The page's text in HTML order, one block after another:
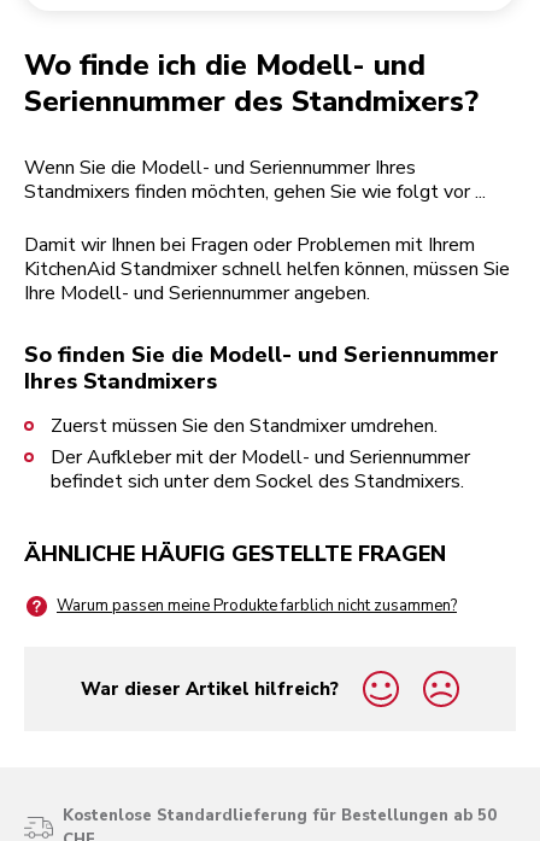
Wo finde ich die Modell- und
Seriennummer des Standmixers?
Wenn Sie die Modell- und Seriennummer Ihres
Standmixers finden möchten, gehen Sie wie folgt vor ...
Damit wir Ihnen bei Fragen oder Problemen mit Ihrem
KitchenAid Standmixer schnell helfen können, müssen Sie
Ihre Modell- und Seriennummer angeben.
So finden Sie die Modell- und Seriennummer
Ihres Standmixers
Zuerst müssen Sie den Standmixer umdrehen.
Der Aufkleber mit der Modell- und Seriennummer
befindet sich unter dem Sockel des Standmixers.
ÄHNLICHE HÄUFIG GESTELLTE FRAGEN
Warum passen meine Produkte farblich nicht zusammen?
War dieser Artikel hilfreich?
yes
no
Kostenlose Standardlieferung für Bestellungen ab 50